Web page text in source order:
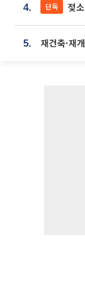
4. 단독 젖소
5.